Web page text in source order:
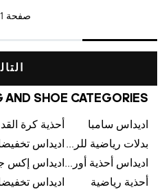
صفحة 1 ل 4
AND SHOE CATEGORIES
اديداس سامبا
بدلات رياضية للرجال اديداس
اديداس أحذية أورجينالز
أحذية رياضية